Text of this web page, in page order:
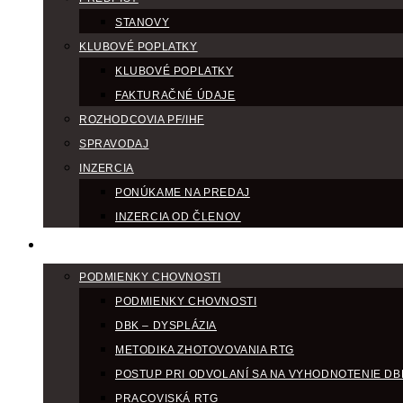
STANOVY
KLUBOVÉ POPLATKY
KLUBOVÉ POPLATKY
FAKTURAČNÉ ÚDAJE
ROZHODCOVIA PF/IHF
SPRAVODAJ
INZERCIA
PONÚKAME NA PREDAJ
INZERCIA OD ČLENOV
PODMIENKY CHOVNOSTI
PODMIENKY CHOVNOSTI
DBK – DYSPLÁZIA
METODIKA ZHOTOVOVANIA RTG
POSTUP PRI ODVOLANÍ SA NA VYHODNOTENIE
PRACOVISKÁ RTG